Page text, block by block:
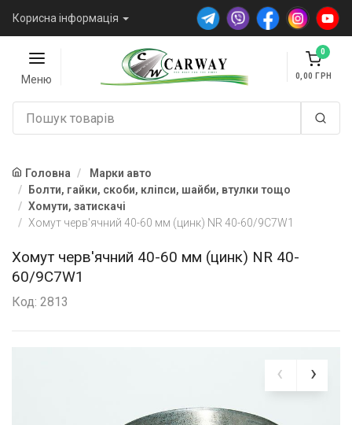
Корисна інформація
Меню
0
0,00
Головна
Марки авто
Болти, гайки, скоби, кліпси, шайби, втулки тощо
Хомути, затискачі
Хомут черв'ячний 40-60 мм (цинк) NR 40-60/9C7W1
Хомут черв'ячний 40-60 мм (цинк) NR 40-
60/9C7W1
Код: 2813